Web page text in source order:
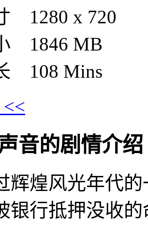
1280 x 720
1846 MB
Mins
音的剧情介绍 ·
辉煌风光年代
银行抵押没收